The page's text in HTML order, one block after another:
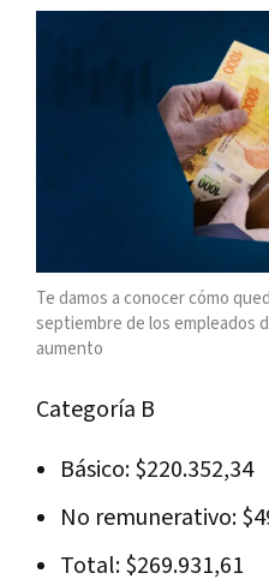
Te damos a conocer cómo
septiembre de los empleados
aumento
Categoría B
Básico: $220.352,34
No remunerativo:
Total: $269.931,61